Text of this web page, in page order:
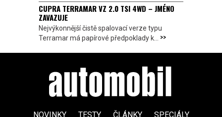
CUPRA TERRAMAR VZ 2.0 TSI 4WD – JMÉNO
ZAVAZUJE
Nejvýkonnější čistě spalovací verze typu
Terramar má papírové předpoklady k... >>
NOVINKY TESTY ČLÁNKY SPECIÁLY